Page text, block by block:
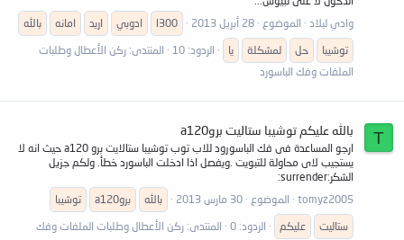
وادي لبلاد
الموضوع 28 أبريل 2013 l300 ادوبي اريد امانه
بالله
توشيبا
حل لمشكلة يا الردود: 10 المنتدى: ركن الأعطال وطلبات
الملفات وفك الباسورد
T بالله عليكم توشيبا ستاليت بروa120
ارجو المساعدة فى فك الباسورود للاب توب توشيبا ستالايت برو a120 حيث انه لا
يستجيب لاى محاولة للتبويت .ويفصل اذا ادخلت الباسورد خطأ. ولكم جزيل
الشكر:surrender:
tomyz2005
الموضوع 30 مارس 2013 بالله بروa120
توشيبا
ستاليت
عليكم الردود: 0 المنتدى: ركن الأعطال وطلبات الملفات وفك